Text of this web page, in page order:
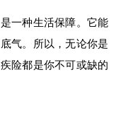
一种生活保障。它能
气。所以，无论你是
险都是你不可或缺的